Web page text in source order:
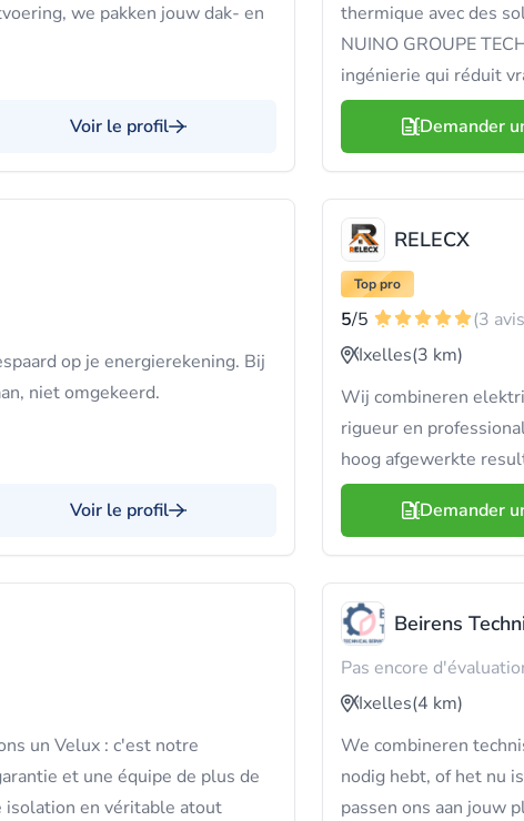
we pakken jouw dak- en
Voir le profil
thermique avec des
NUINO GROUPE
ingénierie qui réduit
Demander
op je energierekening. Bij
niet omgekeerd.
Voir le profil
RELECX
Top pro
5/5
(3
Ixelles(3 km)
Wij combineren
rigueur en
hoog afgewerkte
Demander
un Velux : c'est notre
et une équipe de plus de
en véritable atout
Beirens
Pas encore
Ixelles(4 km)
We combineren
nodig hebt, of het nu
passen ons aan jouw